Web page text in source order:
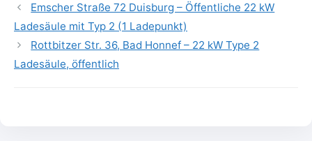
Emscher Straße 72 Duisburg – Öffentliche 22 kW
Ladesäule mit Typ 2 (1 Ladepunkt)
Rottbitzer Str. 36, Bad Honnef – 22 kW Type 2
Ladesäule, öffentlich